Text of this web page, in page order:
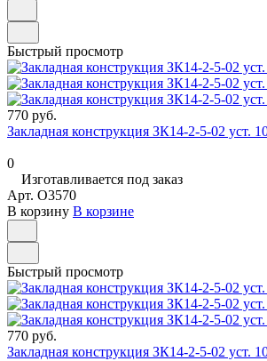
Быстрый просмотр
770 руб.
Закладная конструкция ЗК14-2-5-02 уст.
0
Изготавливается под заказ
Арт. O3570
В корзину В корзине
Быстрый просмотр
770 руб.
Закладная конструкция ЗК14-2-5-02 уст.